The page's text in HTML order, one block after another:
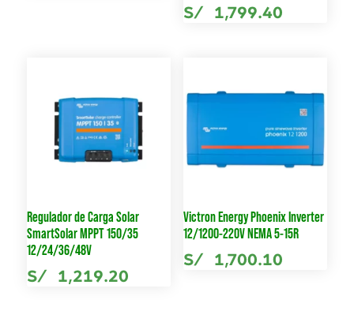
S/1,799.40
Regulador de Carga Solar
SmartSolar MPPT 150/35
12/24/36/48V
S/1,219.20
Victron Energy Phoenix Inverter
12/1200-220V NEMA 5-15R
S/1,700.10